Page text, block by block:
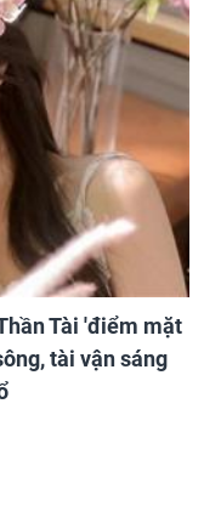
Tài 'điểm mặt
tài vận sáng